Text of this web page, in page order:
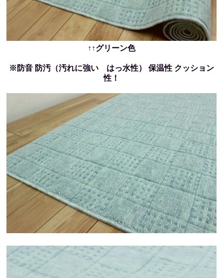
↑↑グリーン色
※防音 防汚（汚れに強い はっ水性） 保温性 クッション
性！